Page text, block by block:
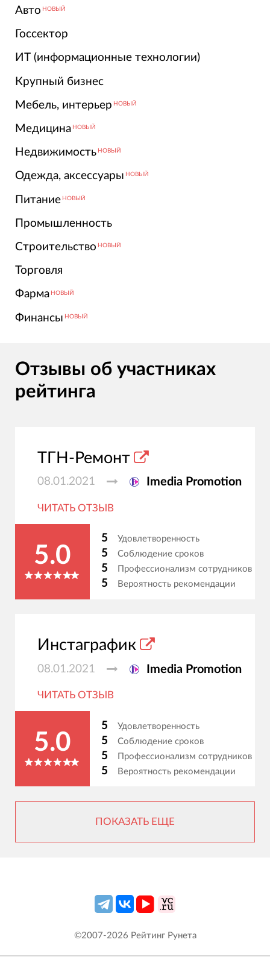
Авто НОВЫЙ
Госсектор
ИТ (информационные технологии)
Крупный бизнес
Мебель, интерьер НОВЫЙ
Медицина НОВЫЙ
Недвижимость НОВЫЙ
Одежда, аксессуары НОВЫЙ
Питание НОВЫЙ
Промышленность
Строительство НОВЫЙ
Торговля
Фарма НОВЫЙ
Финансы НОВЫЙ
Отзывы об участниках
рейтинга
ТГН-Ремонт
08.01.2021 Imedia Promotion
ЧИТАТЬ ОТЗЫВ
5.0
5 Удовлетворенность
5 Соблюдение сроков
5 Профессионализм сотрудников
5 Вероятность рекомендации
Инстаграфик
08.01.2021 Imedia Promotion
ЧИТАТЬ ОТЗЫВ
5.0
5 Удовлетворенность
5 Соблюдение сроков
5 Профессионализм сотрудников
5 Вероятность рекомендации
ПОКАЗАТЬ ЕЩЕ
©2007-2026 Рейтинг Рунета